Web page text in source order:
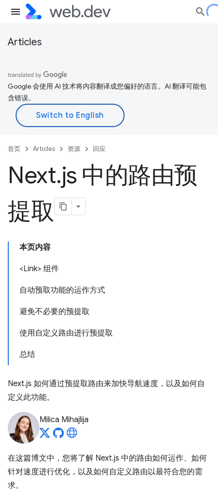
Articles
Google 会使用 AI 技术将内容翻译成您偏好的语言。AI 翻译可能包
含错误。
首页 Articles 资源 回应
Next.js 中的路由预
提取
本页内容
<Link> 组件
自动预取功能的运作方式
避免不必要的预提取
使用自定义路由进行预提取
总结
Next.js 如何通过预提取路由来加快导航速度，以及如何自
定义此功能。
Milica Mihajlija
在这篇博文中，您将了解 Next.js 中的路由如何运作、如何
针对速度进行优化，以及如何自定义路由以最符合您的需
求。